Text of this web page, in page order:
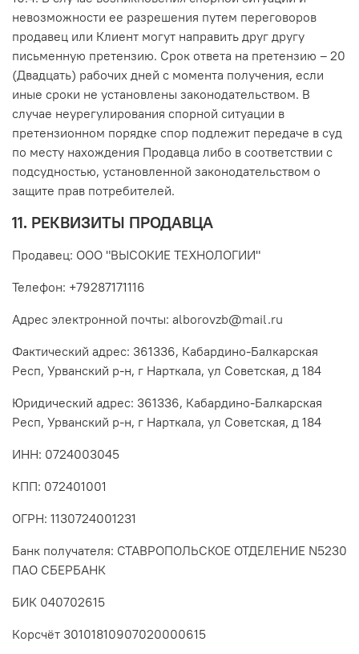
невозможности ее разрешения путем переговоров
продавец или Клиент могут направить друг другу
письменную претензию. Срок ответа на претензию – 20
(Двадцать) рабочих дней с момента получения, если
иные сроки не установлены законодательством. В
случае неурегулирования спорной ситуации в
претензионном порядке спор подлежит передаче в суд
по месту нахождения Продавца либо в соответствии с
подсудностью, установленной законодательством о
защите прав потребителей.
11. РЕКВИЗИТЫ ПРОДАВЦА
Продавец: ООО "ВЫСОКИЕ ТЕХНОЛОГИИ"
Телефон: +79287171116
Адрес электронной почты: alborovzb@mail.ru
Фактический адрес: 361336, Кабардино-Балкарская
Респ, Урванский р-н, г Нарткала, ул Советская, д 184
Юридический адрес: 361336, Кабардино-Балкарская
Респ, Урванский р-н, г Нарткала, ул Советская, д 184
ИНН: 0724003045
КПП: 072401001
ОГРН: 1130724001231
Банк получателя: СТАВРОПОЛЬСКОЕ ОТДЕЛЕНИЕ N5230
ПАО СБЕРБАНК
БИК 040702615
Корсчёт 30101810907020000615